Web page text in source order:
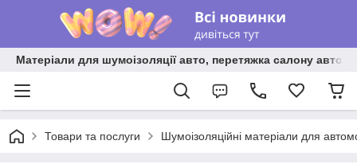
Матеріали для шумоізоляції авто, перетяжка салону авто
Товари та послуги Шумоізоляційні матеріали для